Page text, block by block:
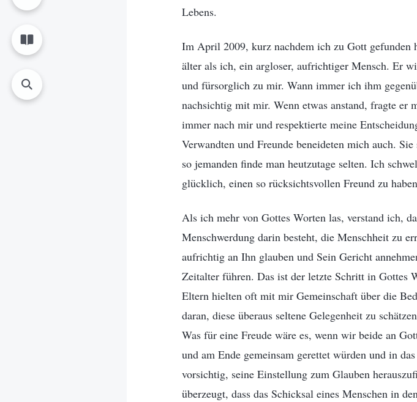
Lebens.
Im April 2009, kurz nachdem ich zu Gott gefunden
älter als ich, ein argloser, aufrichtiger Mensch. Er
und fürsorglich zu mir. Wann immer ich ihm
nachsichtig mit mir. Wenn etwas anstand, fragte er
immer nach mir und respektierte meine
Verwandten und Freunde beneideten mich auch.
so jemanden finde man heutzutage selten. Ich
glücklich, einen so rücksichtsvollen Freund zu
Als ich mehr von Gottes Worten las, verstand ich,
Menschwerdung darin besteht, die Menschheit zu
aufrichtig an Ihn glauben und Sein Gericht
Zeitalter führen. Das ist der letzte Schritt in Gottes
Eltern hielten oft mit mir Gemeinschaft über die
daran, diese überaus seltene Gelegenheit zu
Was für eine Freude wäre es, wenn wir beide an
und am Ende gemeinsam gerettet würden und in
vorsichtig, seine Einstellung zum Glauben
überzeugt, dass das Schicksal eines Menschen in